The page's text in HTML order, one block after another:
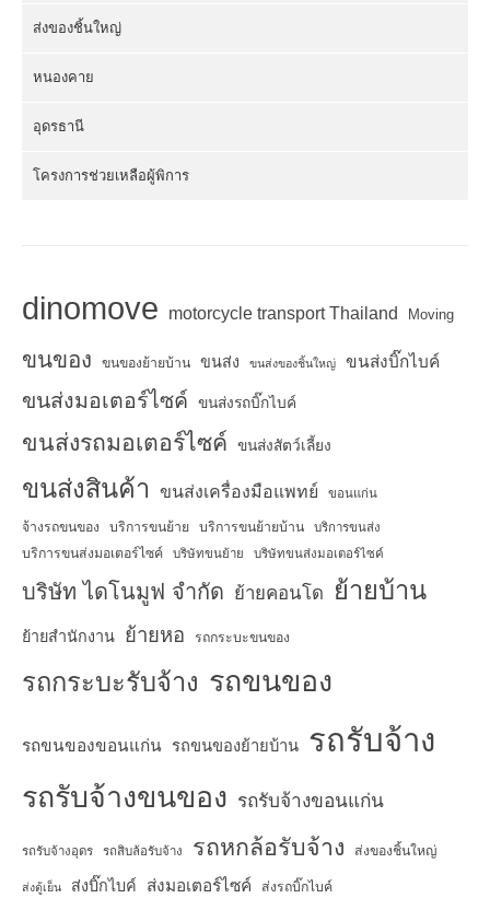
ส่งของชิ้นใหญ่
หนองคาย
อุดรธานี
โครงการช่วยเหลือผู้พิการ
dinomove motorcycle transport Thailand Moving
ขนของ ขนของย้ายบ้าน ขนส่ง ขนส่งของชิ้นใหญ่ ขนส่งบิ๊กไบค์
ขนส่งมอเตอร์ไซค์ ขนส่งรถบิ๊กไบค์
ขนส่งรถมอเตอร์ไซค์ ขนส่งสัตว์เลี้ยง
ขนส่งสินค้า ขนส่งเครื่องมือแพทย์ ขอนแก่น
จ้างรถขนของ บริการขนย้าย บริการขนย้ายบ้าน บริการขนส่ง
บริการขนส่งมอเตอร์ไซค์ บริษัทขนย้าย บริษัทขนส่งมอเตอร์ไซค์
บริษัท ไดโนมูฟ จำกัด ย้ายคอนโด ย้ายบ้าน
ย้ายสำนักงาน ย้ายหอ รถกระบะขนของ
รถกระบะรับจ้าง รถขนของ
รถขนของขอนแก่น รถขนของย้ายบ้าน รถรับจ้าง
รถรับจ้างขนของ รถรับจ้างขอนแก่น
รถรับจ้างอุดร รถสิบล้อรับจ้าง รถหกล้อรับจ้าง ส่งของชิ้นใหญ่
ส่งตู้เย็น ส่งบิ๊กไบค์ ส่งมอเตอร์ไซค์ ส่งรถบิ๊กไบค์